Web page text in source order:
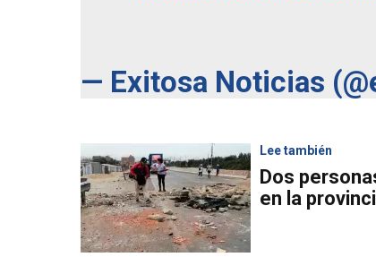
— Exitosa Noticias
Lee también
Dos
en la